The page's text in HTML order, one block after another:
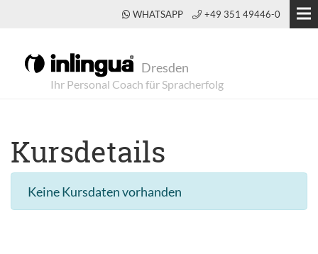
WHATSAPP +49 351 49446-0
Dresden
Kursdetails
Keine Kursdaten vorhanden